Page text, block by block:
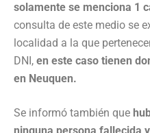
solamente se menciona 1
consulta de este medio se
localidad a la que
DNI, en este caso tienen
en Neuquen.
Se informó también que